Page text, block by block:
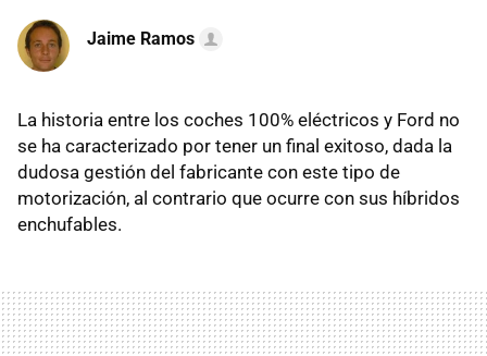
Jaime Ramos
La historia entre los coches 100% eléctricos y Ford no
se ha caracterizado por tener un final exitoso, dada la
dudosa gestión del fabricante con este tipo de
motorización, al contrario que ocurre con sus híbridos
enchufables.